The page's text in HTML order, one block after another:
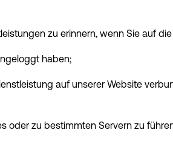
zu erinnern, wenn Sie auf
haben;
auf unserer Website
oder zu bestimmten Servern zu